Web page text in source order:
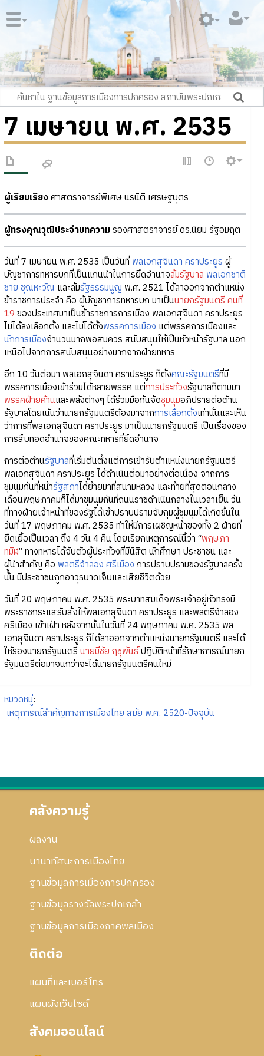
7 เมษายน พ.ศ. 2535
ผู้เรียบเรียงศาสตราจารย์พิเศษ นรนิติ เศรษฐบุตร
ผู้ทรงคุณวุฒิประจำบทความรองศาสตราจารย์ ดร.นิยม รัฐอมฤต
วันที่ 7 เมษายน พ.ศ. 2535 เป็นวันที่ พลเอกสุจินดา คราประยูร ผู้
บัญชาการทหารบกที่เป็นแกนนำในการยึดอำนาจล้มรัฐบาล พลเอกชาติ
ชาย ชุณหะวัณ และล้มรัฐธรรมนูญ พ.ศ. 2521 ได้ลาออกจากตำแหน่ง
ข้าราชการประจำ คือ ผู้บัญชาการทหารบก มาเป็นนายกรัฐมนตรี คนที่
19 ของประเทศมาเป็นข้าราชการการเมือง พลเอกสุจินดา คราประยูร
ไม่ได้ลงเลือกตั้ง และไม่ได้ตั้งพรรคการเมือง แต่พรรคการเมืองและ
นักการเมืองจำนวนมากพอสมควร สนับสนุนให้เป็นหัวหน้ารัฐบาล นอก
เหนือไปจากการสนับสนุนอย่างมากจากฝ่ายทหาร
อีก 10 วันต่อมา พลเอกสุจินดา คราประยูร ก็ตั้งคณะรัฐมนตรีที่มี
พรรคการเมืองเข้าร่วมได้หลายพรรค แต่การประท้วงรัฐบาลก็ตามมา
พรรคฝ่ายค้านและพลังต่างๆ ได้ร่วมมือกันจัดชุมนุมอภิปรายต่อต้าน
รัฐบาลโดยเน้นว่านายกรัฐมนตรีต้องมาจากการเลือกตั้งเท่านั้นและเห็น
ว่าการที่พลเอกสุจินดา คราประยูร มาเป็นนายกรัฐมนตรี เป็นเรื่องของ
การสืบทอดอำนาจของคณะทหารที่ยึดอำนาจ
การต่อต้านรัฐบาลที่เริ่มต้นตั้งแต่การเข้ารับตำแหน่งนายกรัฐมนตรี
พลเอกสุจินดา คราประยูร ได้ดำเนินต่อมาอย่างต่อเนื่อง จากการ
ชุมนุมกันที่หน้ารัฐสภาได้ย้ายมาที่สนามหลวง และท้ายที่สุดตอนกลาง
เดือนพฤษภาคมก็ได้มาชุมนุมกันที่ถนนราชดำเนินกลางในเวลาเย็น วัน
ที่ทางฝ่ายเจ้าหน้าที่ของรัฐได้เข้าปราบปรามจับกุมผู้ชุมนุมได้เกิดขึ้นใน
วันที่ 17 พฤษภาคม พ.ศ. 2535 ทำให้มีการเผชิญหน้าของทั้ง 2 ฝ่ายที่
ยืดเยื้อเป็นเวลา ถึง 4 วัน 4 คืน โดยเรียกเหตุการณ์นี้ว่า “พฤษภา
ทมิฬ” ทางทหารได้จับตัวผู้ประท้วงที่มีนิสิต นักศึกษา ประชาชน และ
ผู้นำสำคัญ คือ พลตรีจำลอง ศรีเมือง การปราบปรามของรัฐบาลครั้ง
นั้น มีประชาชนถูกอาวุธบาดเจ็บและเสียชีวิตด้วย
วันที่ 20 พฤษภาคม พ.ศ. 2535 พระบาทสมเด็จพระเจ้าอยู่หัวทรงมี
พระราชกระแสรับสั่งให้พลเอกสุจินดา คราประยูร และพลตรีจำลอง
ศรีเมือง เข้าเฝ้า หลังจากนั้นในวันที่ 24 พฤษภาคม พ.ศ. 2535 พล
เอกสุจินดา คราประยูร ก็ได้ลาออกจากตำแหน่งนายกรัฐมนตรี และได้
ให้รองนายกรัฐมนตรี นายมีชัย ฤชุพันธ์ปฏิบัติหน้าที่รักษาการณ์นายก
รัฐมนตรีต่อมาจนกว่าจะได้นายกรัฐมนตรีคนใหม่
หมวดหมู่:
เหตุการณ์สำคัญทางการเมืองไทย สมัย พ.ศ. 2520-ปัจจุบัน
คลังความรู้
ผลงาน
นานาทัศนะการเมืองไทย
ฐานข้อมูลการเมืองการปกครอง
ฐานข้อมูลรางวัลพระปกเกล้า
ฐานข้อมูลการเมืองภาคพลเมือง
ติดต่อ
แผนที่และเบอร์โทร
แผนผังเว็บไซด์
สังคมออนไลน์